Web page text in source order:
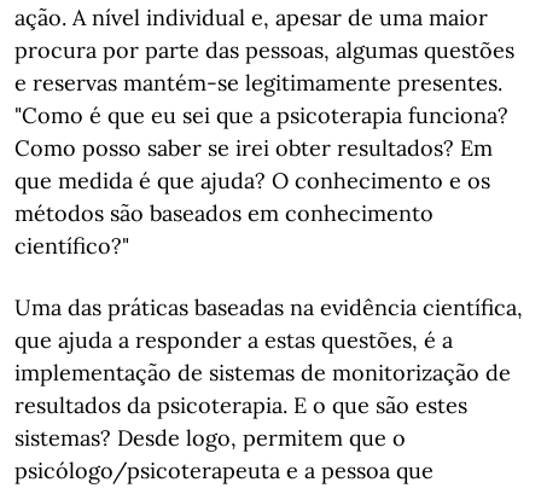
ação. A nível individual e, apesar de uma maior
procura por parte das pessoas, algumas questões
e reservas mantém-se legitimamente presentes.
"Como é que eu sei que a psicoterapia funciona?
Como posso saber se irei obter resultados? Em
que medida é que ajuda? O conhecimento e os
métodos são baseados em conhecimento
científico?"
Uma das práticas baseadas na evidência científica,
que ajuda a responder a estas questões, é a
implementação de sistemas de monitorização de
resultados da psicoterapia. E o que ​​​​​​​são estes
sistemas? Desde logo, permitem que o
psicólogo/psicoterapeuta e a pessoa que